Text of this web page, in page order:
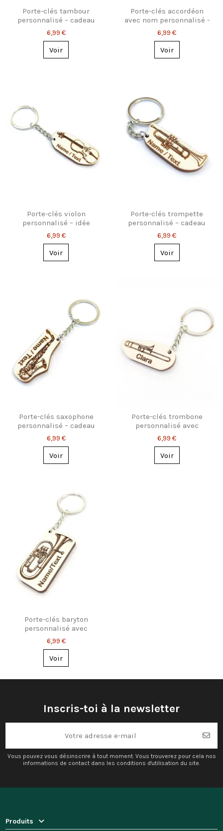
Porte-clés tambour
personnalisé – cadeau
pour batteurs
6,99 €
Voir
Porte-clés accordéon
avec nom personnalisé -
Cadeau accordéoniste
personnalisé
6,99 €
Voir
Porte-clés violon
personnalisé – idée
cadeau pour musicien
6,99 €
Voir
Porte-clés trompette
personnalisé – cadeau
original pour musicien
6,99 €
Voir
Porte-clés saxophone
personnalisé – cadeau
pour musicien
6,99 €
Voir
Porte-clés trombone
personnalisé avec
prénom – Cadeau
musicien
6,99 €
Voir
Porte-clés baryton
personnalisé avec
prénom – Cadeau
musicien
6,99 €
Voir
Inscris-toi à la newsletter
Vous pouvez vous désinscrire à tout moment. Vous trouverez pour cela nos
informations de contact dans les conditions d'utilisation du site.
Produits